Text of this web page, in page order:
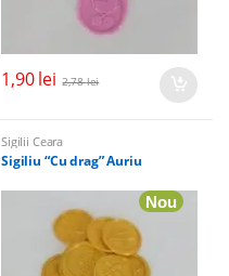
1,90lei 2,78lei
Sigilii Ceara
Sigiliu “Cu drag” Auriu
Nou